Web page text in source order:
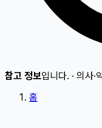
참고 정보입니다. · 의사·
홈